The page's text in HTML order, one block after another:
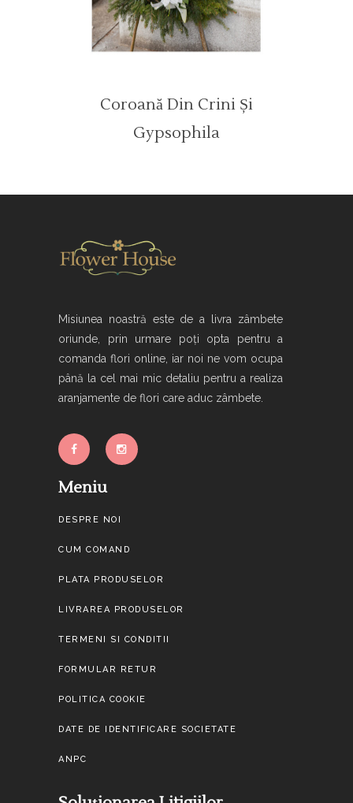
Coroană Din Crini Și
Gypsophila
Misiunea noastră este de a livra zâmbete
oriunde, prin urmare poți opta pentru a
comanda flori online, iar noi ne vom ocupa
până la cel mai mic detaliu pentru a realiza
aranjamente de flori care aduc zâmbete.
Meniu
DESPRE NOI
CUM COMAND
PLATA PRODUSELOR
LIVRAREA PRODUSELOR
TERMENI SI CONDITII
FORMULAR RETUR
POLITICA COOKIE
DATE DE IDENTIFICARE SOCIETATE
ANPC